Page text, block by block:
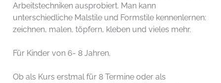
Arbeitstechniken ausprobiert. Man kann
unterschiedliche Malstile und Formstile kennenlernen:
zeichnen, malen, töpfern, kleben und vieles mehr.
Für Kinder von 6- 8 Jahren.
Ob als Kurs erstmal für 8 Termine oder als